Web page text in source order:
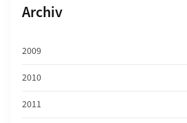
Unterseiten von
Archiv
2009
2010
2011